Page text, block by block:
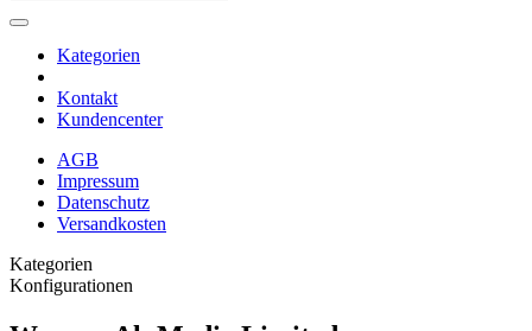
Kategorien
Kontakt
Kundencenter
AGB
Impressum
Datenschutz
Versandkosten
Kategorien
Konfigurationen